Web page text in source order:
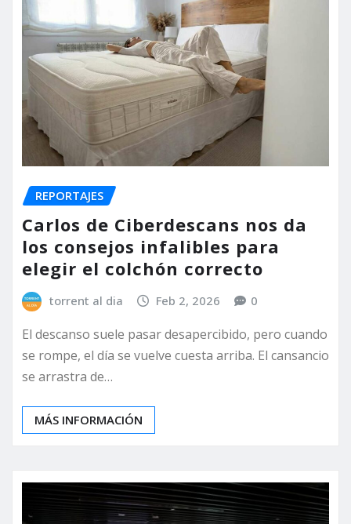
REPORTAJES
Carlos de Ciberdescans nos da
los consejos infalibles para
elegir el colchón correcto
torrent al dia Feb 2, 2026 0
El descanso suele pasar desapercibido, pero cuando
se rompe, el día se vuelve cuesta arriba. El cansancio
se arrastra de…
MÁS INFORMACIÓN